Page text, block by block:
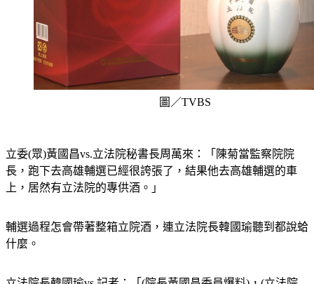
立委(眾)黃國昌vs.立法院秘書長周萬來：「陳菊當監察院院
長，跑下去高雄輔選已經很誇張了，結果他去高雄輔選的車
輔選過程怎會帶著整箱立院酒，連立法院長韓國瑜聽到都說蛤